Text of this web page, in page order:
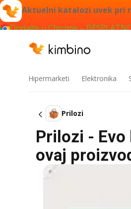
Aktuelni katalozi uvek pri
Dodajte u Chrome –
Hipermarketi Elektronika
Prilozi
Prilozi -
ovaj